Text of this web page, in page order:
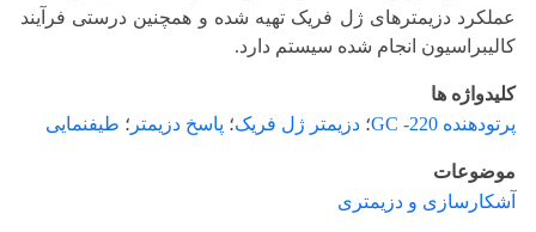
عملکرد دزیمترهای ژل فریک تهیه شده و همچنین درستی فرآیند
کالیبراسیون انجام شده سیستم دارد.
کلیدواژه ها
پرتودهنده 220- GC
؛ دزیمتر ژل فریک؛ پاسخ دزیمتر ؛ طیفنمایی
موضوعات
آشکارسازی و دزیمتری